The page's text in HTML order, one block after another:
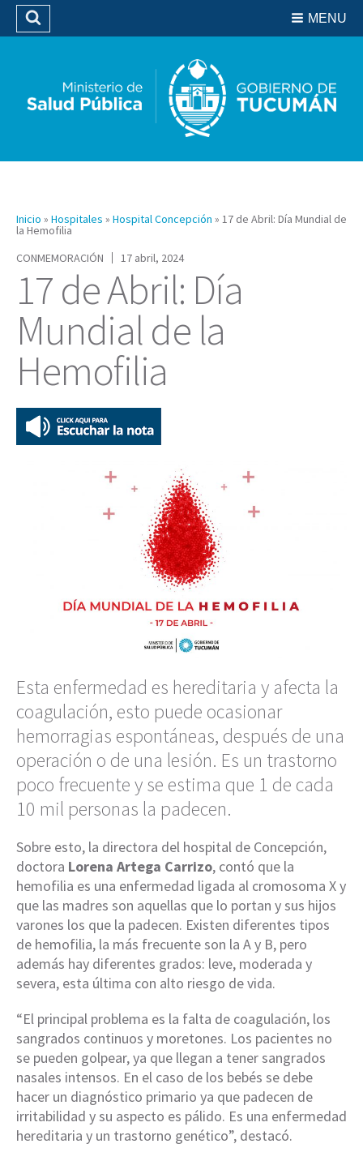
Biblioteca
MENU
Buscar
Inicio » Hospitales » Hospital Concepción » 17 de Abril: Día Mundial de
la Hemofilia
CONMEMORACIÓN
17 abril, 2024
17 de Abril: Día
Mundial de la
Hemofilia
Esta enfermedad es hereditaria y afecta la
coagulación, esto puede ocasionar
hemorragias espontáneas, después de una
operación o de una lesión. Es un trastorno
poco frecuente y se estima que 1 de cada
10 mil personas la padecen.
Sobre esto, la directora del hospital de Concepción,
doctora Lorena Artega Carrizo, contó que la
hemofilia es una enfermedad ligada al cromosoma X y
que las madres son aquellas que lo portan y sus hijos
varones los que la padecen. Existen diferentes tipos
de hemofilia, la más frecuente son la A y B, pero
además hay diferentes grados: leve, moderada y
severa, esta última con alto riesgo de vida.
“El principal problema es la falta de coagulación, los
sangrados continuos y moretones. Los pacientes no
se pueden golpear, ya que llegan a tener sangrados
nasales intensos. En el caso de los bebés se debe
hacer un diagnóstico primario ya que padecen de
irritabilidad y su aspecto es pálido. Es una enfermedad
hereditaria y un trastorno genético”, destacó.